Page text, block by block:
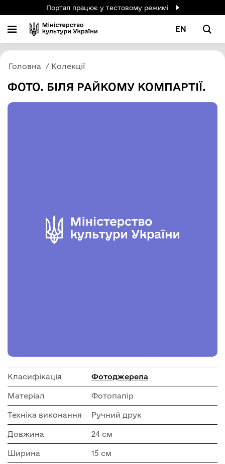
Портал працює у тестовому режимі
EN
Головна Колекції
ФОТО. БІЛЯ РАЙКОМУ КОМПАРТІЇ.
Класифікація Фотоджерела
Матеріал Фотопапір
Техніка виконання Ручний друк
Довжина 24 см
Ширина 15 см